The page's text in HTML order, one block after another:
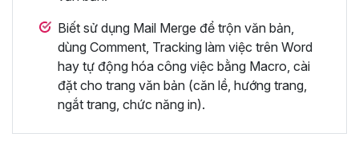
Biết sử dụng Mail Merge để trộn văn bản,
dùng Comment, Tracking làm việc trên Word
hay tự động hóa công việc bằng Macro, cài
đặt cho trang văn bản (căn lề, hướng trang,
ngắt trang, chức năng in).